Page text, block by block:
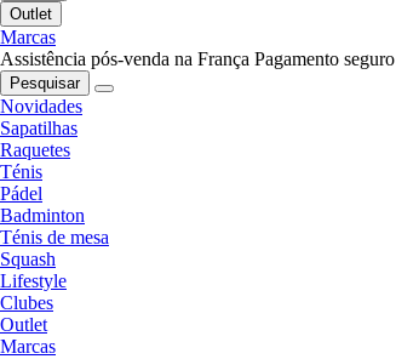
Outlet
Marcas
Assistência pós-venda na França Pagamento seguro
Pesquisar
Novidades
Sapatilhas
Raquetes
Ténis
Pádel
Badminton
Ténis de mesa
Squash
Lifestyle
Clubes
Outlet
Marcas